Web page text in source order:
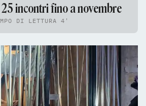
incontri fino a novembre
DI LETTURA 4'